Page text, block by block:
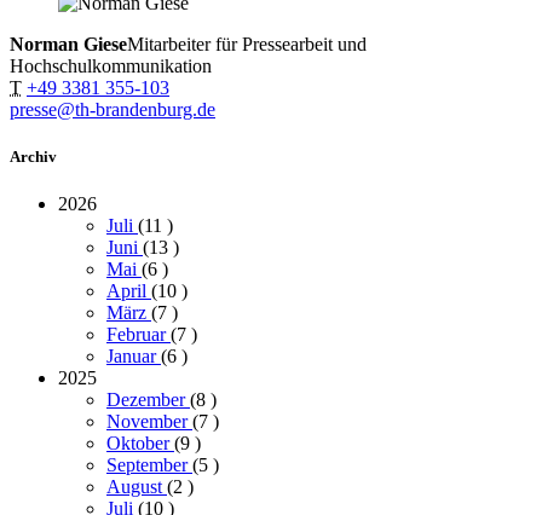
Norman GieseMitarbeiter für Pressearbeit und
Hochschulkommunikation
T +49 3381 355-103
presse@th-brandenburg.de
Archiv
2026
Juli (11 )
Juni (13 )
Mai (6 )
April (10 )
März (7 )
Februar(7 )
Januar(6 )
2025
Dezember(8 )
November(7 )
Oktober(9 )
September(5 )
August(2 )
Juli (10 )